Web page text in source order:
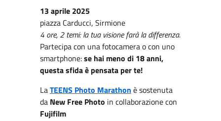
13 aprile 2025
piazza Carducci, Sirmione
4 ore, 2 temi: la tua visione farà la differenza.
Partecipa con una fotocamera o con uno
smartphone:se hai meno di 18 anni,
questa sfida è pensata per te!
LaTEENS Photo Marathon è sostenuta
da New Free Photo in collaborazione con
Fujifilm